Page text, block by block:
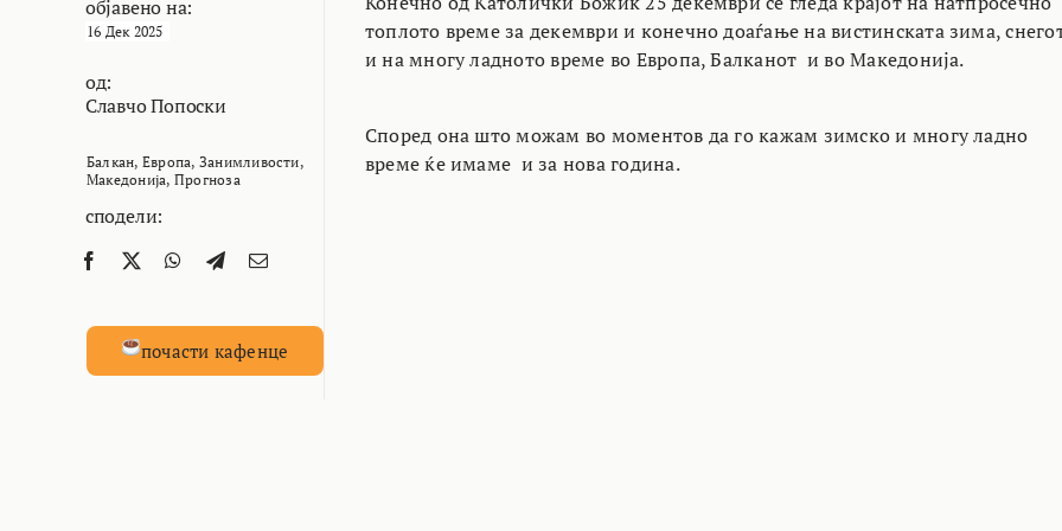
објавено на:
16 Дек 2025
од:
Славчо Попоски
Балкан, Европа, Занимливости,
Македонија, Прогноза
сподели:
почасти кафенце
топлото време за декември и конечно доаѓање на вистинската зима,
и на многу ладното време во Европа, Балканот и во Македонија.
Според она што можам во моментов да го кажам зимско и многу ладно
време ќе имаме и за нова година.